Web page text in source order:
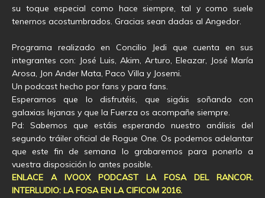
su toque especial como hace siempre, tal y como suele
tenernos acostumbrados. Gracias sean dadas al Angedor.
Programa realizado en Concilio Jedi que cuenta en sus
integrantes con: José Luis, Akim, Arturo, Eleazar, José María
Arosa, Jon Ander Mata, Paco Villa y Josemi.
Un podcast hecho por fans y para fans.
Esperamos que lo disfrutéis, que sigáis soñando con
galaxias lejanas y que la Fuerza os acompañe siempre.
Pd: Sabemos que estáis esperando nuestro análisis del
segundo tráiler oficial de Rogue One. Os podemos adelantar
que este fin de semana lo grabaremos para ponerlo a
vuestra disposición lo antes posible.
ENLACE A IVOOX PODCAST LA FOSA DEL RANCOR.
INTERLUDIO: LA FOSA EN LA CIFICOM 2016.